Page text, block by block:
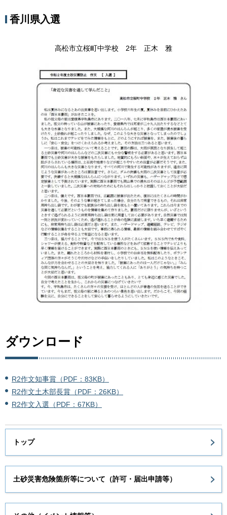
香川県入選
高松市立桜町中学校 2年 正木 雅
ダウンロード
R2作文知事賞（PDF：83KB）
R2作文土木部長賞（PDF：26KB）
R2作文入選（PDF：67KB）
トップ
土砂災害危険箇所等について（許可・届出申請等）